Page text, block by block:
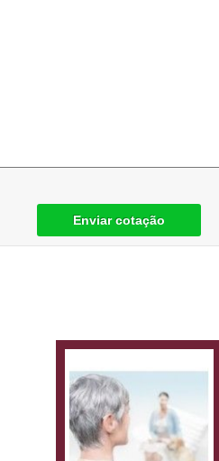
Enviar cotação